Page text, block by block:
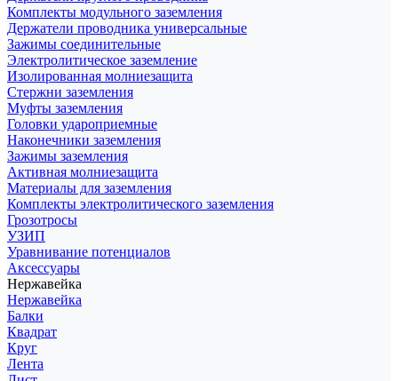
Комплекты модульного заземления
Держатели проводника универсальные
Зажимы соединительные
Электролитическое заземление
Изолированная молниезащита
Стержни заземления
Муфты заземления
Головки удароприемные
Наконечники заземления
Зажимы заземления
Активная молниезащита
Материалы для заземления
Комплекты электролитического заземления
Грозотросы
УЗИП
Уравнивание потенциалов
Аксессуары
Нержавейка
Нержавейка
Балки
Квадрат
Круг
Лента